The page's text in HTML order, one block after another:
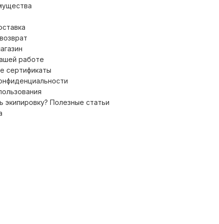
работе
сертификаты
экипировку? Полезные статьи